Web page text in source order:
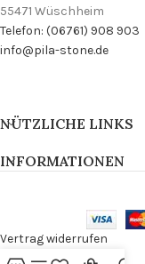
55471 Wüschheim
Telefon: (06761) 908 903
info@pila-stone.de
NÜTZLICHE LINKS
INFORMATIONEN
Vertrag widerrufen